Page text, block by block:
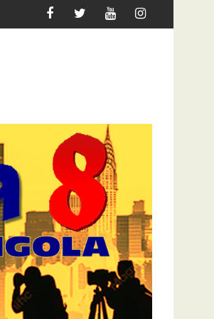
LEI CONTRA AS “FAKE NEWS”? MPLA